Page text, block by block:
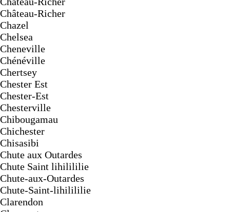
Château-Richer
Chazel
Chelsea
Cheneville
Chénéville
Chertsey
Chester Est
Chester-Est
Chesterville
Chibougamau
Chichester
Chisasibi
Chute aux Outardes
Chute Saint lihilililie
Chute-aux-Outardes
Chute-Saint-lihilililie
Clarendon